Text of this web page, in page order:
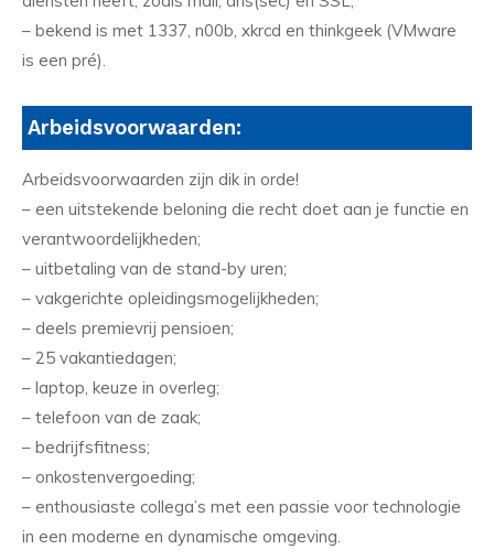
– bekend is met 1337, n00b, xkrcd en thinkgeek (VMware
is een pré).
Arbeidsvoorwaarden:
Arbeidsvoorwaarden zijn dik in orde!
– een uitstekende beloning die recht doet aan je functie en
verantwoordelijkheden;
– uitbetaling van de stand-by uren;
– vakgerichte opleidingsmogelijkheden;
– deels premievrij pensioen;
– 25 vakantiedagen;
– laptop, keuze in overleg;
– telefoon van de zaak;
– bedrijfsfitness;
– onkostenvergoeding;
– enthousiaste collega’s met een passie voor technologie
in een moderne en dynamische omgeving.